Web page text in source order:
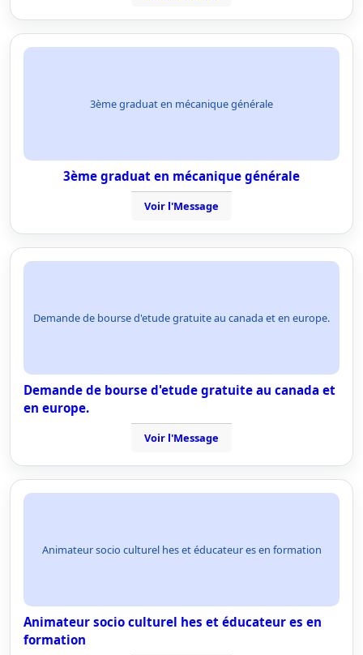
3ème graduat en mécanique générale
3ème graduat en mécanique générale
Voir l'Message
Demande de bourse d'etude gratuite au canada et en europe.
Demande de bourse d'etude gratuite au canada et
en europe.
Voir l'Message
Animateur socio culturel hes et éducateur es en formation
Animateur socio culturel hes et éducateur es en
formation